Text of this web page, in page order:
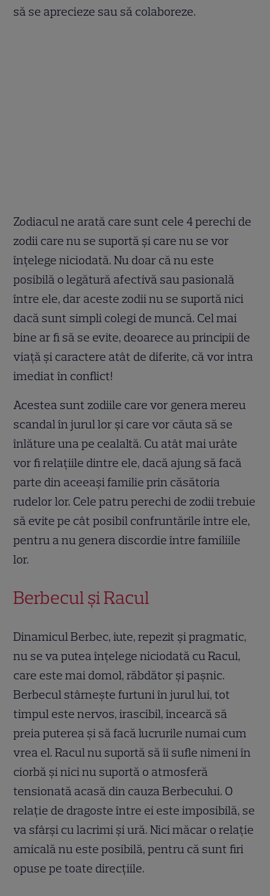
să se aprecieze sau să colaboreze.
Zodiacul ne arată care sunt cele 4 perechi de
zodii care nu se suportă și care nu se vor
înțelege niciodată. Nu doar că nu este
posibilă o legătură afectivă sau pasională
între ele, dar aceste zodii nu se suportă nici
dacă sunt simpli colegi de muncă. Cel mai
bine ar fi să se evite, deoarece au principii de
viață și caractere atât de diferite, că vor intra
imediat în conflict!
Acestea sunt zodiile care vor genera mereu
scandal în jurul lor și care vor căuta să se
înlăture una pe cealaltă. Cu atât mai urâte
vor fi relațiile dintre ele, dacă ajung să facă
parte din aceeași familie prin căsătoria
rudelor lor. Cele patru perechi de zodii trebuie
să evite pe cât posibil confruntările între ele,
pentru a nu genera discordie între familiile
lor.
Berbecul și Racul
Dinamicul Berbec, iute, repezit și pragmatic,
nu se va putea înțelege niciodată cu Racul,
care este mai domol, răbdător și pașnic.
Berbecul stârnește furtuni în jurul lui, tot
timpul este nervos, irascibil, încearcă să
preia puterea și să facă lucrurile numai cum
vrea el. Racul nu suportă să îi sufle nimeni în
ciorbă și nici nu suportă o atmosferă
tensionată acasă din cauza Berbecului. O
relație de dragoste între ei este imposibilă, se
va sfârși cu lacrimi și ură. Nici măcar o relație
amicală nu este posibilă, pentru că sunt firi
opuse pe toate direcțiile.